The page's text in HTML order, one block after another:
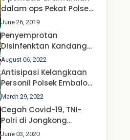
Kapolri dan Menteri
Perhubungan
dalam ops Pekat Polsek
Jongkong
June 26, 2019
Penyemprotan
Disinfenktan Kandang
Ternak Kambing warga
Oleh Satgas Ops Aman
Nusa II Polda Kalbar*
August 06, 2022
Antisipasi Kelangkaan
Personil Polsek Embaloh
Hulu Gencar Lakukan
Pengecekan Oksigen
March 29, 2022
Cegah Covid-19, TNI-
Polri di Jongkong
Himbau Masyarakat
June 03, 2020